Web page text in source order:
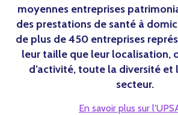
moyennes entreprises
des prestations de santé à
de plus de 450 entreprises
leur taille que leur localisation,
d’activité, toute la diversité et
secteur.
En savoir plus sur